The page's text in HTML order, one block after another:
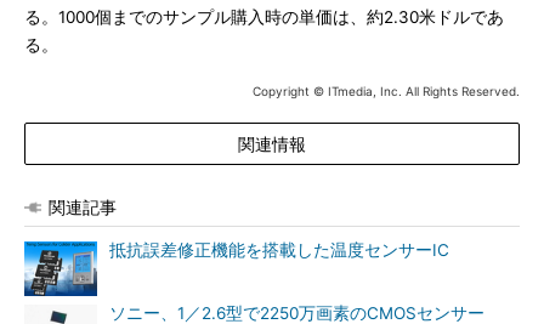
る。1000個までのサンプル購入時の単価は、約2.30米ドルであ
る。
Copyright © ITmedia, Inc. All Rights Reserved.
関連情報
関連記事
抵抗誤差修正機能を搭載した温度センサーIC
ソニー、1／2.6型で2250万画素のCMOSセンサー